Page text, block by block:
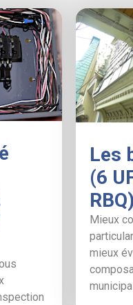
Les
(6
Mieux
mieux